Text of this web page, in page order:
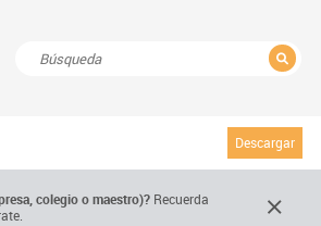
Descargar
colegio o maestro)? Recuerda